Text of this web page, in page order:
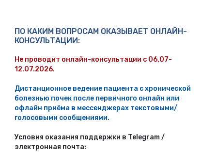
ПО КАКИМ ВОПРОСАМ ОКАЗЫВАЕТ ОНЛАЙН-
КОНСУЛЬТАЦИИ:
Не проводит онлайн-консультации с 06.07-
12.07.2026.
Дистанционное ведение пациента с хронической
болезнью почек после первичного онлайн или
офлайн приёма в мессенджерах текстовыми/
голосовыми сообщениями.
Условия оказания поддержки в Telegram /
электронная почта: